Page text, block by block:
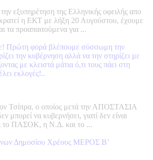
την εξυπηρέτηση της Ελληνικής οφειλής απο
η ΕΚΤ με λήξη 20 Αυγούστου, έχουμε
τα προαπαιτούμενα για ...
Πρώτη φορά βλέπουμε σύσσωμη την
την κυβέρνηση αλλά να την στηρίζει με
με κλειστά μάτια ό,τι τους πάει στη
εκλογές!..
Τσίπρα, ο οποίος μετά την ΑΠΟΣΤΑΣΙΑ
μπορεί να κυβερνήσει, γιατί δεν είναι
το ΠΑΣΟΚ, η Ν.Δ. και το ...
Δημοσίου Χρέους ΜΕΡΟΣ Β’